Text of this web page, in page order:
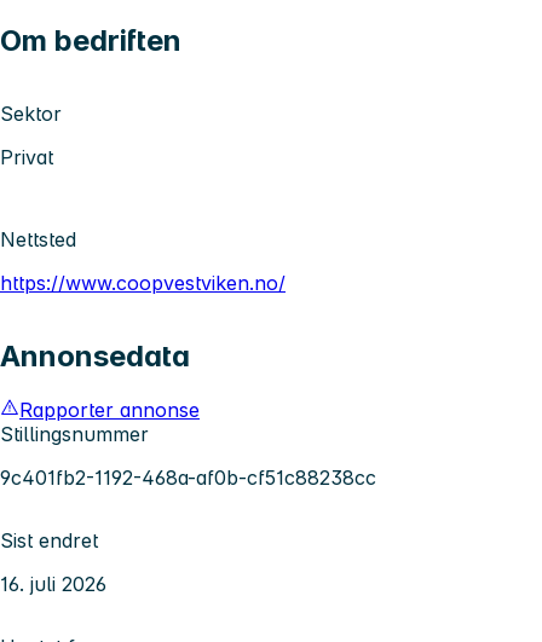
Om bedriften
Sektor
Privat
Nettsted
https://www.coopvestviken.no/
Annonsedata
Rapporter annonse
Stillingsnummer
9c401fb2-1192-468a-af0b-cf51c88238cc
Sist endret
16. juli 2026